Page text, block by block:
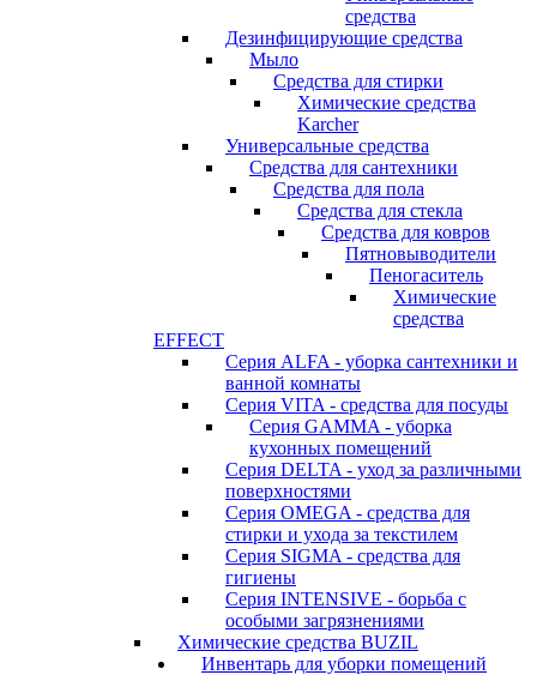
средства
Дезинфицирующие средства
Мыло
Средства для стирки
Химические средства
Karcher
Универсальные средства
Средства для сантехники
Средства для пола
Средства для стекла
Средства для ковров
Пятновыводители
Пеногаситель
Химические
средства
EFFECT
Серия ALFA - уборка сантехники и
ванной комнаты
Серия VITA - средства для посуды
Серия GAMMA - уборка
кухонных помещений
Серия DELTA - уход за различными
поверхностями
Серия OMEGA - средства для
стирки и ухода за текстилем
Серия SIGMA - средства для
гигиены
Серия INTENSIVE - борьба с
особыми загрязнениями
Химические средства BUZIL
Инвентарь для уборки помещений